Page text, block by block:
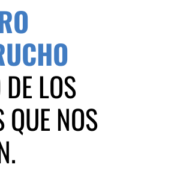
LOS
QUE NOS